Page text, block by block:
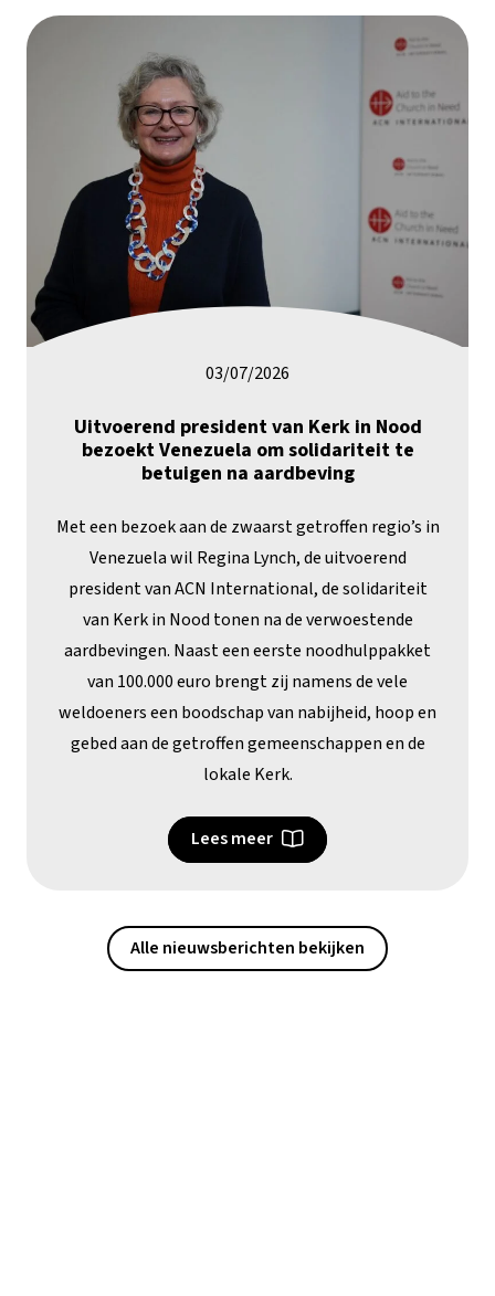
03/07/2026
Uitvoerend president van Kerk in Nood
bezoekt Venezuela om solidariteit te
betuigen na aardbeving
Met een bezoek aan de zwaarst getroffen regio’s in
Venezuela wil Regina Lynch, de uitvoerend
president van ACN International, de solidariteit
van Kerk in Nood tonen na de verwoestende
aardbevingen. Naast een eerste noodhulppakket
van 100.000 euro brengt zij namens de vele
weldoeners een boodschap van nabijheid, hoop en
gebed aan de getroffen gemeenschappen en de
lokale Kerk.
Lees meer
Alle nieuwsberichten bekijken